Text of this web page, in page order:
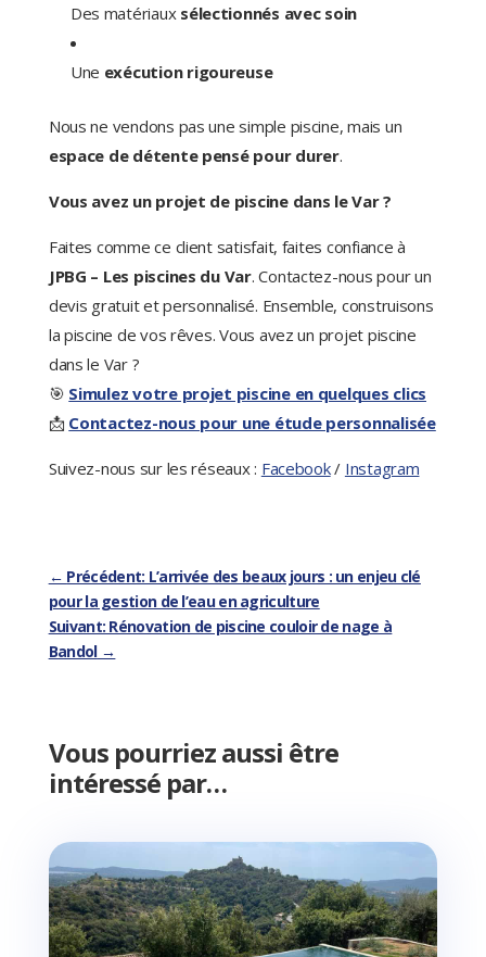
Des matériaux sélectionnés avec soin
Une exécution rigoureuse
Nous ne vendons pas une simple piscine, mais un
espace de détente pensé pour durer.
Vous avez un projet de piscine dans le Var ?
Faites comme ce client satisfait, faites confiance à
JPBG – Les piscines du Var. Contactez-nous pour un
devis gratuit et personnalisé. Ensemble, construisons
la piscine de vos rêves. Vous avez un projet piscine
dans le Var ?
🎯 Simulez votre projet piscine en quelques clics
📩 Contactez-nous pour une étude personnalisée
Suivez-nous sur les réseaux : Facebook/ Instagram
← Précédent: L’arrivée des beaux jours : un enjeu clé
pour la gestion de l’eau en agriculture
Suivant: Rénovation de piscine couloir de nage à
Bandol→
Vous pourriez aussi être
intéressé par…